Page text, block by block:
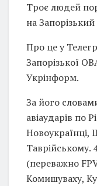
Троє людей
на
Про це у
Запорізької
Укрінформ.
За його
авіаударів по
Новоукраїнці,
Таврійському.
(переважно
Комишуваху,